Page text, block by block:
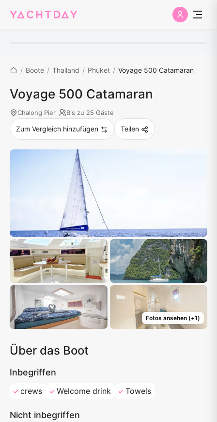
/ Boote / Thailand / Phuket / Voyage 500 Catamaran
Voyage 500 Catamaran
Chalong Pier Bis zu 25 Gäste
Zum Vergleich hinzufügen Teilen
Fotos ansehen(+1)
Über das Boot
Inbegriffen
crews Welcome drink Towels
Nicht inbegriffen